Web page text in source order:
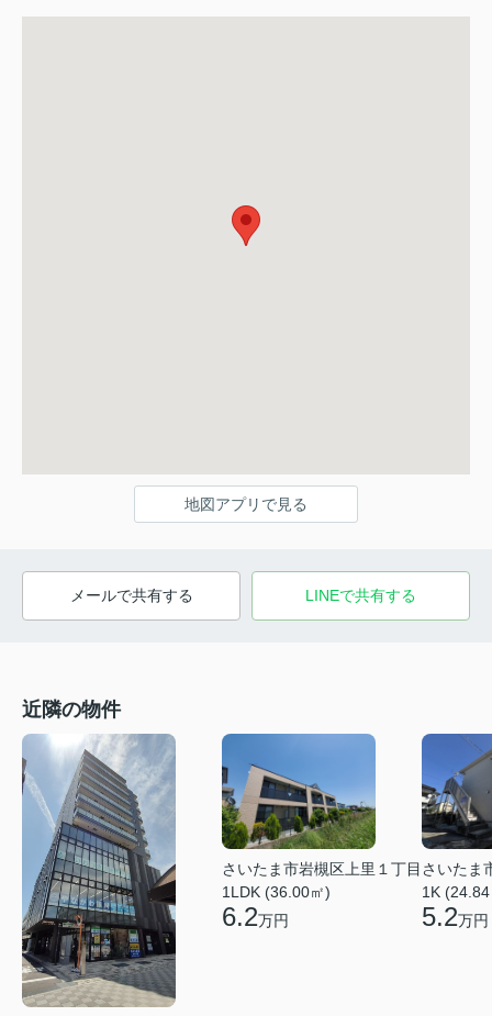
地図アプリで見る
メールで共有する LINEで共有する
近隣の物件
さいたま市岩槻区上里１丁目
1LDK (36.00㎡)
6.2万円
さいたま
1K
5.2万円